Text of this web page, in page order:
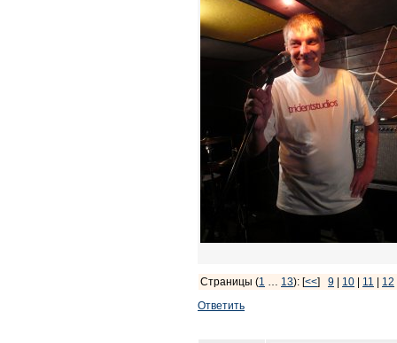
Страницы (1 … 13): [<<] 9 10 11 12
Ответить